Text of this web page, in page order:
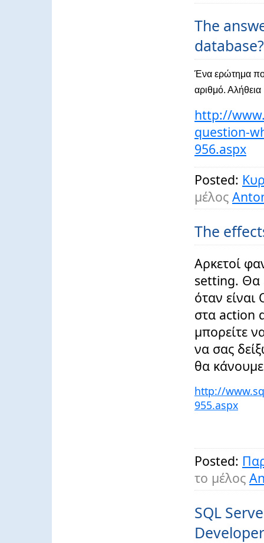
The
Ένα ερώτημα
αριθμό.
http://
question-
956.aspx
Posted:
μέλος
The
Αρκετοί
setting. Θα
όταν
στα action
μπορείτε
να σας
θα
http://
955.aspx
Posted:
το μέλος
SQL